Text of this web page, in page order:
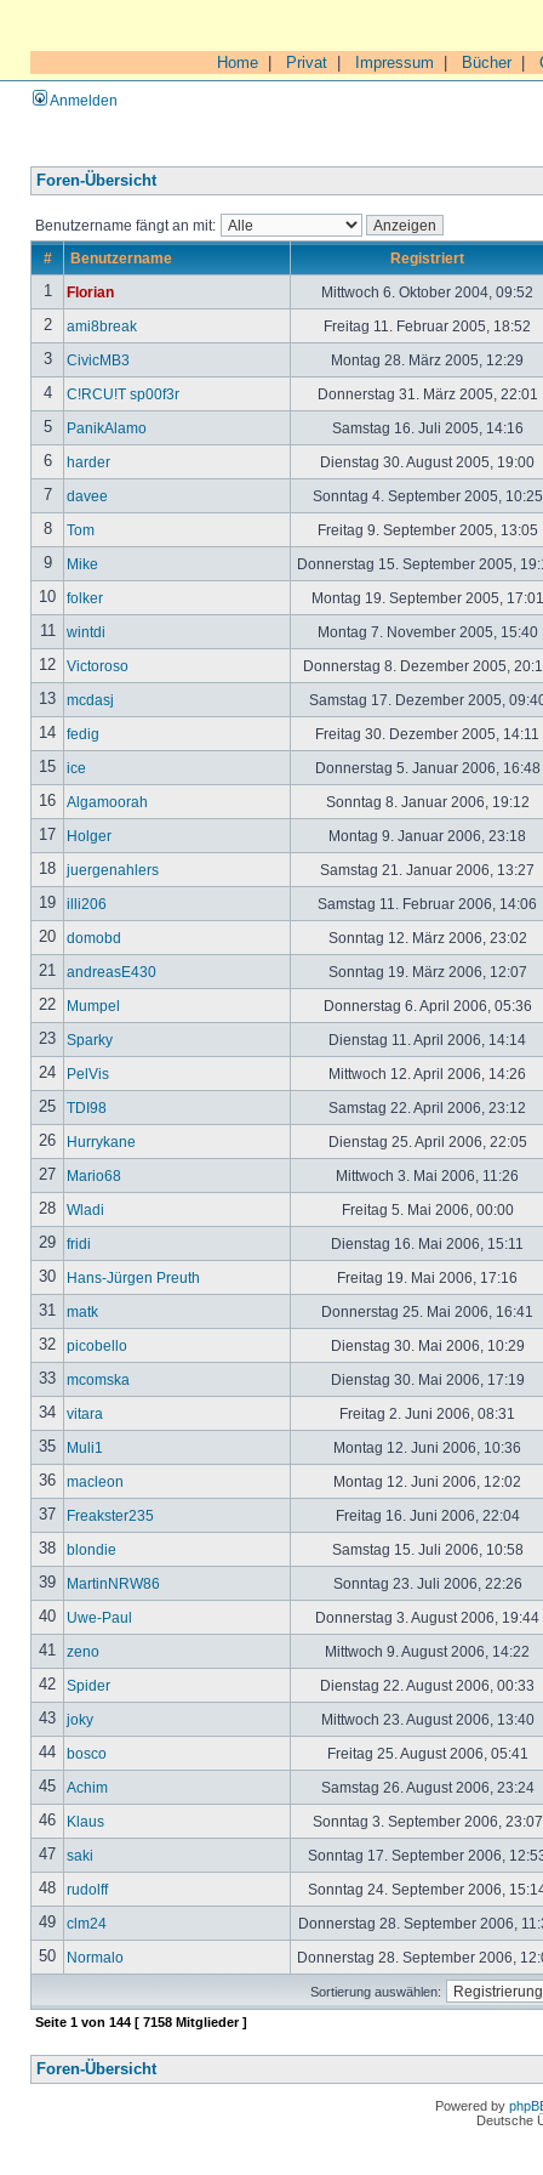
Home Privat Impressum Bücher|
Anmelden
Foren-Übersicht
Benutzername fängt an mit:
# Benutzername Registriert
1 Florian Mittwoch 6. Oktober 2004, 09:52
2 ami8break Freitag 11. Februar 2005, 18:52
3 CivicMB3 Montag 28. März 2005, 12:29
4 C!RCU!T sp00f3r Donnerstag 31. März 2005, 22:01
5 PanikAlamo Samstag 16. Juli 2005, 14:16
6 harder Dienstag 30. August 2005, 19:00
7 davee Sonntag 4. September 2005,
8 Tom Freitag 9. September 2005, 13:05
9 Mike Donnerstag 15. September 2005,
10 folker Montag 19. September 2005,
11 wintdi Montag 7. November 2005, 15:40
12 Victoroso Donnerstag 8. Dezember 2005,
13 mcdasj Samstag 17. Dezember 2005,
14 fedig Freitag 30. Dezember 2005, 14:11
15 ice Donnerstag 5. Januar 2006, 16:48
16 Algamoorah Sonntag 8. Januar 2006, 19:12
17 Holger Montag 9. Januar 2006, 23:18
18 juergenahlers Samstag 21. Januar 2006, 13:27
19 illi206 Samstag 11. Februar 2006, 14:06
20 domobd Sonntag 12. März 2006, 23:02
21 andreasE430 Sonntag 19. März 2006, 12:07
22 Mumpel Donnerstag 6. April 2006, 05:36
23 Sparky Dienstag 11. April 2006, 14:14
24 PelVis Mittwoch 12. April 2006, 14:26
25 TDI98 Samstag 22. April 2006, 23:12
26 Hurrykane Dienstag 25. April 2006, 22:05
27 Mario68 Mittwoch 3. Mai 2006, 11:26
28 Wladi Freitag 5. Mai 2006, 00:00
29 fridi Dienstag 16. Mai 2006, 15:11
30 Hans-Jürgen Preuth Freitag 19. Mai 2006, 17:16
31 matk Donnerstag 25. Mai 2006, 16:41
32 picobello Dienstag 30. Mai 2006, 10:29
33 mcomska Dienstag 30. Mai 2006, 17:19
34 vitara Freitag 2. Juni 2006, 08:31
35 Muli1 Montag 12. Juni 2006, 10:36
36 macleon Montag 12. Juni 2006, 12:02
37 Freakster235 Freitag 16. Juni 2006, 22:04
38 blondie Samstag 15. Juli 2006, 10:58
39 MartinNRW86 Sonntag 23. Juli 2006, 22:26
40 Uwe-Paul Donnerstag 3. August 2006, 19:44
41 zeno Mittwoch 9. August 2006, 14:22
42 Spider Dienstag 22. August 2006, 00:33
43 joky Mittwoch 23. August 2006, 13:40
44 bosco Freitag 25. August 2006, 05:41
45 Achim Samstag 26. August 2006, 23:24
46 Klaus Sonntag 3. September 2006,
47 saki Sonntag 17. September 2006,
48 rudolff Sonntag 24. September 2006,
49 clm24 Donnerstag 28. September 2006,
50 Normalo Donnerstag 28. September 2006,
Sortierung auswählen:
Seite 1 von 144 [ 7158 Mitglieder ]
Foren-Übersicht
Powered by
Deutsche